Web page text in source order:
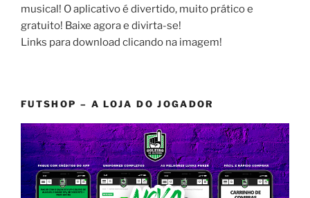
musical! O aplicativo é divertido, muito prático e
gratuito! Baixe agora e divirta-se!
Links para download clicando na imagem!
FUTSHOP – A LOJA DO JOGADOR